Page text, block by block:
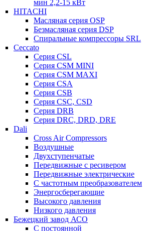
мин 2,2-15 кВт
HITACHI
Масляная серия OSP
Безмасляная серия DSP
Спиральные компрессоры SRL
Ceccato
Серия CSL
Серия CSM MINI
Серия CSM MAXI
Серия CSA
Серия CSB
Серия CSC, CSD
Серия DRB
Серия DRC, DRD, DRE
Dali
Cross Air Compressors
Воздушные
Двухступенчатые
Передвижные с ресивером
Передвижные электрические
С частотным преобразователем
Энергосберегающие
Высокого давления
Низкого давления
Бежецкий завод АСО
C постоянной